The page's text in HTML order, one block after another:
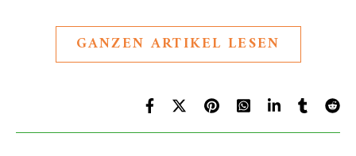
GANZEN ARTIKEL LESEN